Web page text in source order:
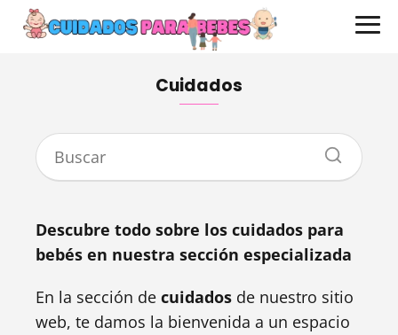
Cuidados
Descubre todo sobre los cuidados para
bebés en nuestra sección especializada
En la sección de cuidados de nuestro sitio
web, te damos la bienvenida a un espacio